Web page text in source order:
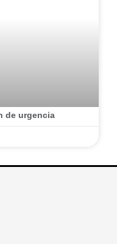
de urgencia